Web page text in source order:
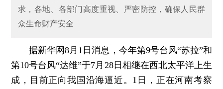
求，各地、各部门高度重视、严密防控，确保人民群
众生命财产安全
据新华网8月1日消息，今年第9号台风“苏拉”和
第10号台风“达维”于7月28日相继在西北太平洋上生
成，目前正向我国沿海逼近。1日，正在河南考察